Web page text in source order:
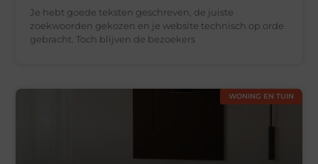
Je hebt goede teksten geschreven, de juiste
zoekwoorden gekozen en je website technisch op orde
gebracht. Toch blijven de bezoekers
WONING EN TUIN